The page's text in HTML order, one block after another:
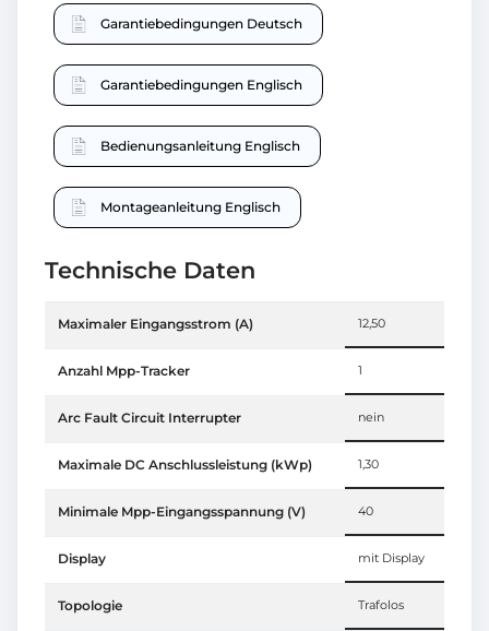
Garantiebedingungen Deutsch
Garantiebedingungen Englisch
Bedienungsanleitung Englisch
Montageanleitung Englisch
Technische Daten
Maximaler Eingangsstrom (A) 12,50
Anzahl Mpp-Tracker 1
Arc Fault Circuit Interrupter nein
Maximale DC Anschlussleistung (kWp) 1,30
Minimale Mpp-Eingangsspannung (V) 40
Display mit Display
Topologie Trafolos